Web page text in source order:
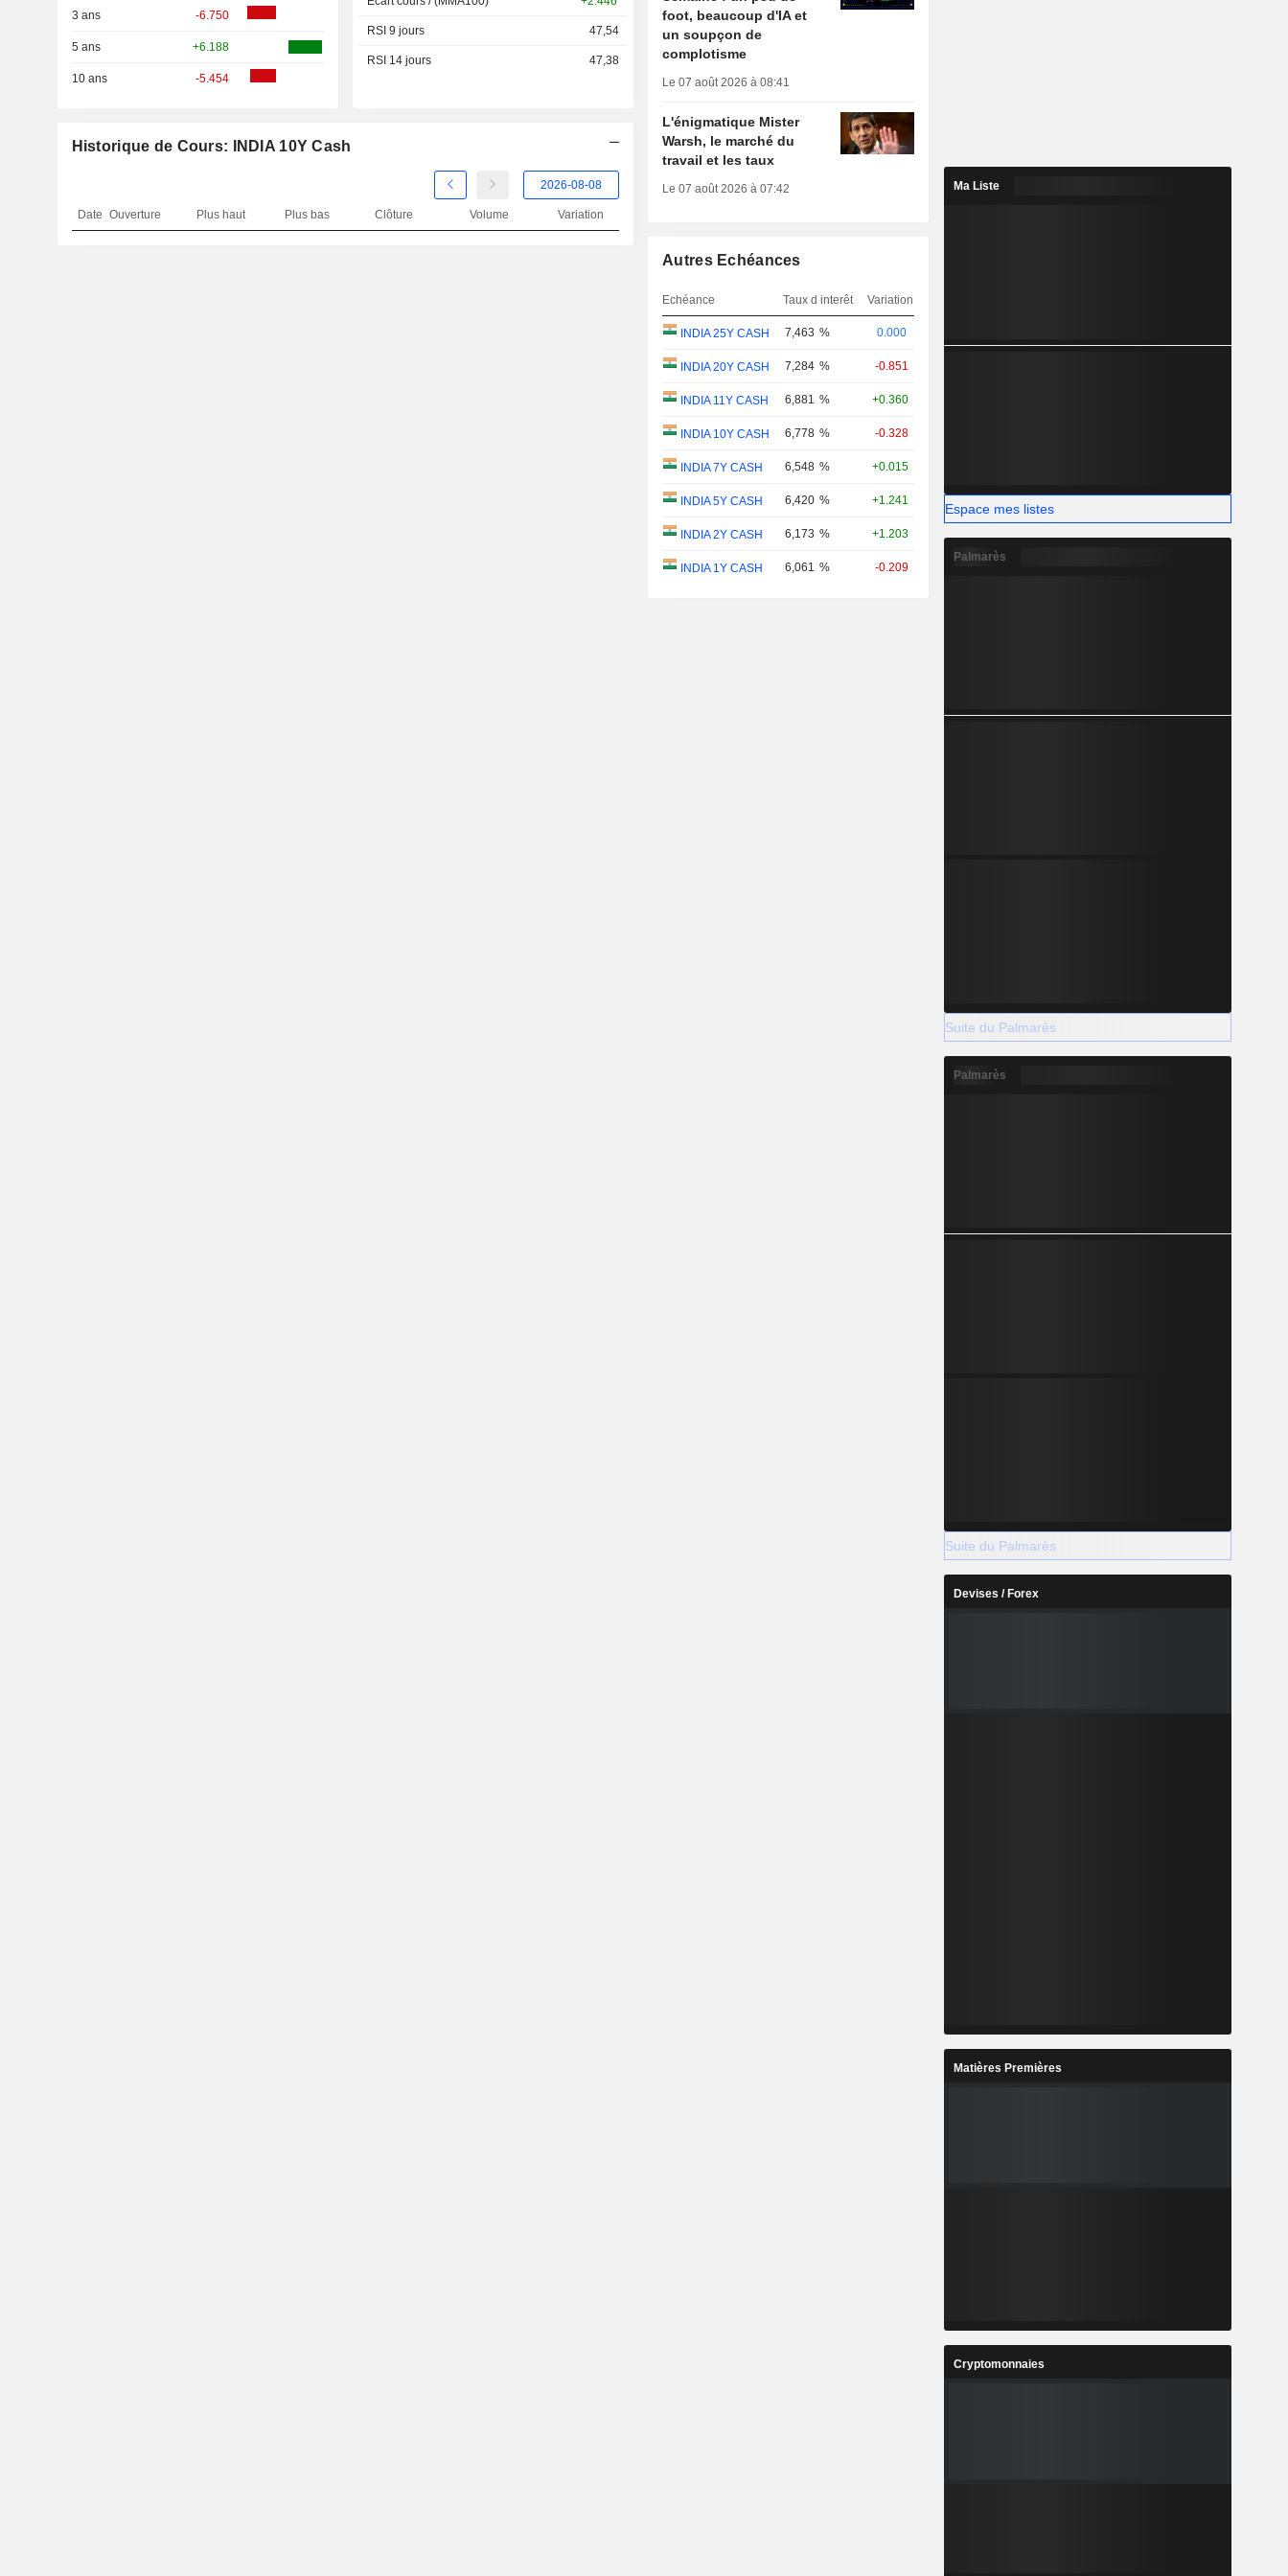
3 ans -6.750
5 ans +6.188
10 ans -5.454
RSI 9 jours 47,54
RSI 14 jours 47,38
Historique de Cours: INDIA 10Y Cash
Date Ouverture Plus haut Plus bas Clôture Volume Variation
foot, beaucoup d'IA et
un soupçon de
complotisme
Le 07 août 2026 à 08:41
L'énigmatique Mister
Warsh, le marché du
travail et les taux
Le 07 août 2026 à 07:42
Autres Echéances
Echéance Taux d interêt Variation
INDIA 25Y CASH 7,463 % 0.000
INDIA 20Y CASH 7,284 % -0.851
INDIA 11Y CASH 6,881 % +0.360
INDIA 10Y CASH 6,778 % -0.328
INDIA 7Y CASH 6,548 % +0.015
INDIA 5Y CASH 6,420 % +1.241
INDIA 2Y CASH 6,173 % +1.203
INDIA 1Y CASH 6,061 % -0.209
Ma Liste
Espace mes listes
Palmarès
Suite du Palmarès
Palmarès
Suite du Palmarès
Devises / Forex
Matières Premières
Cryptomonnaies